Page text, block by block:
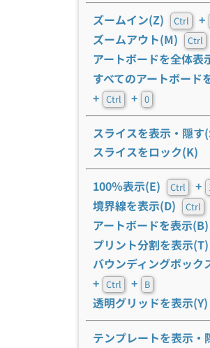
ズームイン(Z) Ctrl +
ズームアウト(M) Ctrl
アートボードを全体表
すべてのアートボード
+ Ctrl + 0
スライスを表示・隠す
スライスをロック(K)
100％表示(E) Ctrl +
境界線を表示(D) Ctrl
アートボードを表示(B)
プリント分割を表示(T)
バウンディングボック
+ Ctrl + B
透明グリッドを表示(Y)
テンプレートを表示・